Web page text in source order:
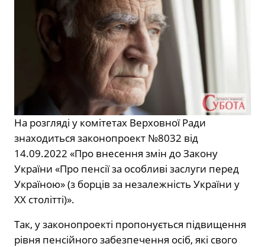
На розгляді у комітетах Верховної Ради
знаходиться законопроект №8032 від
14.09.2022 «Про внесення змін до Закону
України «Про пенсії за особливі заслуги перед
Україною» (з борців за незалежність України у
ХХ столітті)».
Так, у законопроекті пропонується підвищення
рівня пенсійного забезпечення осіб, які свого